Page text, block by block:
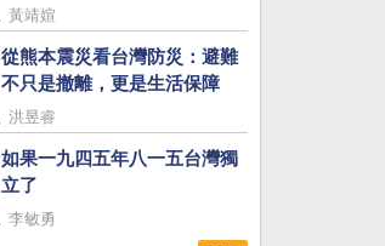
黃靖媗
從熊本震災看台灣防災：避難
不只是撤離，更是生活保障
洪昱睿
如果一九四五年八一五台灣獨
立了
李敏勇